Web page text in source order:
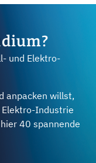
und Elektro-
anpacken willst,
Industrie
40 spannende